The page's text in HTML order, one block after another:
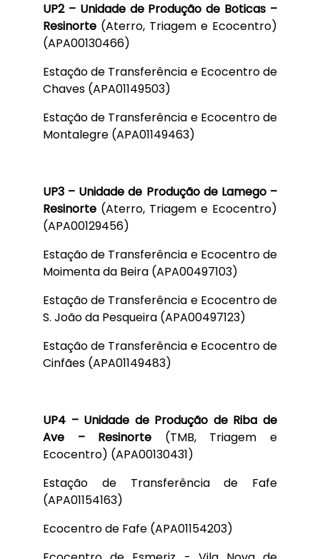
UP2 – Unidade de Produção de Boticas –
Resinorte (Aterro, Triagem e Ecocentro)
(APA00130466)
Estação de Transferência e Ecocentro de
Chaves (APA01149503)
Estação de Transferência e Ecocentro de
Montalegre (APA01149463)
UP3 – Unidade de Produção de Lamego –
Resinorte (Aterro, Triagem e Ecocentro)
(APA00129456)
Estação de Transferência e Ecocentro de
Moimenta da Beira (APA00497103)
Estação de Transferência e Ecocentro de
S. João da Pesqueira (APA00497123)
Estação de Transferência e Ecocentro de
Cinfães (APA01149483)
UP4 – Unidade de Produção de Riba de
Ave – Resinorte (TMB, Triagem e
Ecocentro) (APA00130431)
Estação de Transferência de Fafe
(APA01154163)
Ecocentro de Fafe (APA01154203)